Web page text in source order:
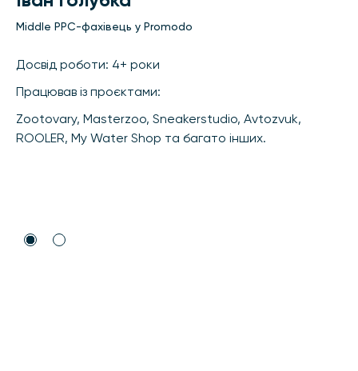
Middle PPC-фахівець у Promodo
Досвід роботи: 4+ роки
Працював із проєктами:
Zootovary, Masterzoo, Sneakerstudio, Avtozvuk,
ROOLER, My Water Shop та багато інших.